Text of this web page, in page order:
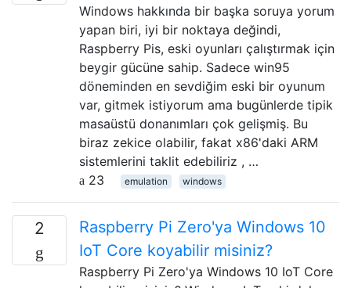
Windows hakkında bir başka soruya yorum
yapan biri, iyi bir noktaya değindi,
Raspberry Pis, eski oyunları çalıştırmak için
beygir gücüne sahip. Sadece win95
döneminden en sevdiğim eski bir oyunum
var, gitmek istiyorum ama bugünlerde tipik
masaüstü donanımları çok gelişmiş. Bu
biraz zekice olabilir, fakat x86'daki ARM
sistemlerini taklit edebiliriz , …
23
emulation windows
2
Raspberry Pi Zero'ya Windows 10
IoT Core koyabilir misiniz?
Raspberry Pi Zero'ya Windows 10 IoT Core